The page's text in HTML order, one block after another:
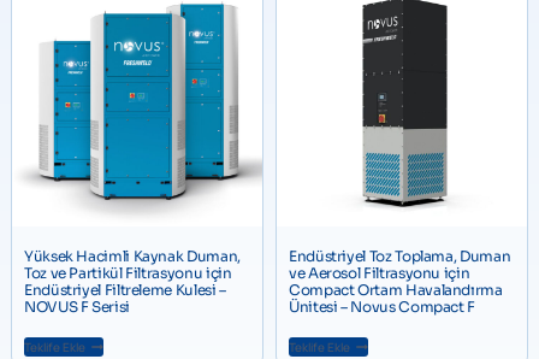
Yüksek Hacimli Kaynak Duman,
Toz ve Partikül Filtrasyonu için
Endüstriyel Filtreleme Kulesi –
NOVUS F Serisi
Teklife Ekle
Endüstriyel Toz Toplama, Duman
ve Aerosol Filtrasyonu için
Compact Ortam Havalandırma
Ünitesi – Novus Compact F
Teklife Ekle